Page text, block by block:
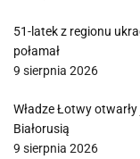
51-latek z regionu
połamał
9 sierpnia 2026
Władze Łotwy
Białorusią
9 sierpnia 2026